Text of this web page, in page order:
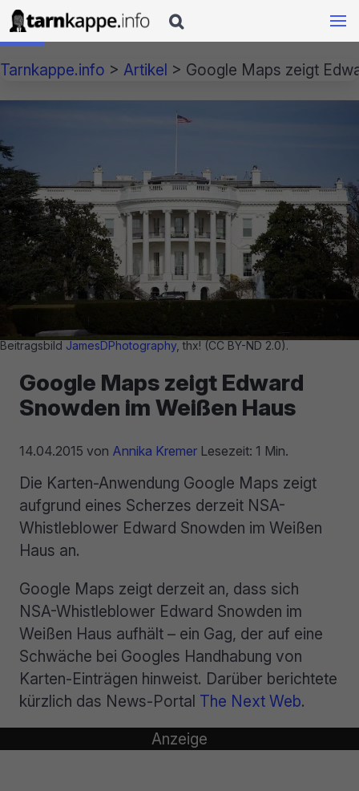

Tarnkappe.info > Artikel > Google Maps zeigt
Beitragsbild JamesDPhotography, thx! (CC BY-ND 2.0).
Google Maps zeigt Edward
Snowden im Weißen Haus
14.04.2015 von Annika Kremer Lesezeit: 1 Min.
Die Karten-Anwendung Google Maps zeigt
aufgrund eines Scherzes derzeit NSA-
Whistleblower Edward Snowden im Weißen
Haus an.
Google Maps zeigt derzeit an, dass sich
NSA-Whistleblower Edward Snowden im
Weißen Haus aufhält – ein Gag, der auf eine
Schwäche bei Googles Handhabung von
Karten-Einträgen hinweist. Darüber berichtete
kürzlich das News-Portal The Next Web.